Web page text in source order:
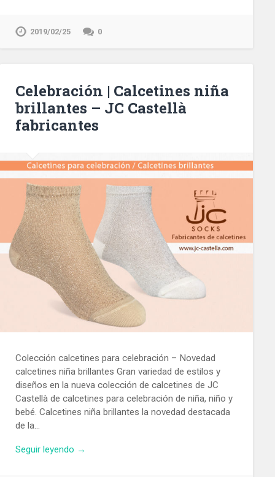
2019/02/25 0
Celebración | Calcetines niña
brillantes – JC Castellà
fabricantes
Colección calcetines para celebración – Novedad
calcetines niña brillantes Gran variedad de estilos y
diseños en la nueva colección de calcetines de JC
Castellà de calcetines para celebración de niña, niño y
bebé. Calcetines niña brillantes la novedad destacada
de la…
Seguir leyendo →